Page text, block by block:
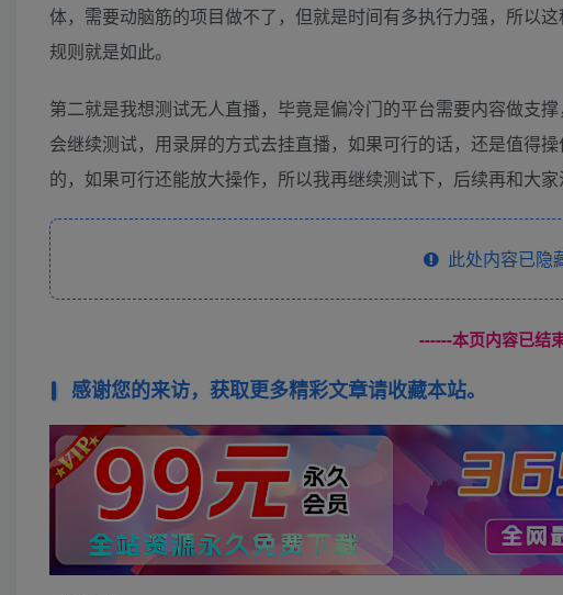
体，需要动脑筋的项目做不了，但就是时间有多执行力强，所以
规则就是如此。
第二就是我想测试无人直播，毕竟是偏冷门的平台需要内容做支
会继续测试，用录屏的方式去挂直播，如果可行的话，还是值得
的，如果可行还能放大操作，所以我再继续测试下，后续再和大家
此处内容已隐
------本页内容已结
感谢您的来访，获取更多精彩文章请收藏本站。